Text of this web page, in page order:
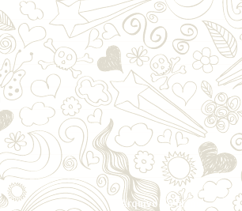
Arquivo do blogue